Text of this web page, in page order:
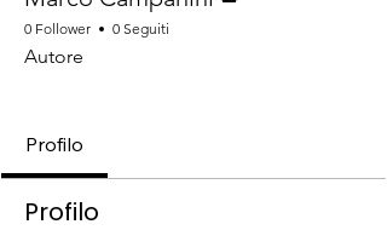
0 Follower 0 Seguiti
Autore
Profilo
Profilo